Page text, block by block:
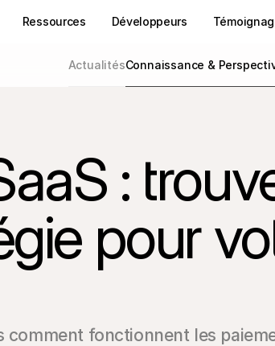
Ressources Développeurs
ActualitésConnaissance &
:
pour
comment fonctionnent les